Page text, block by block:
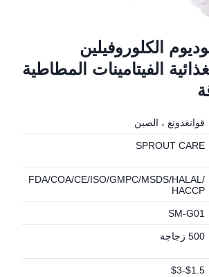
الكلوروفيلين
الفيتامينات المطاطية
قوانغدونغ ، الصين
SPROUT CARE
FDA/COA/CE/ISO/GMPC/MSDS/HALAL/
HACCP
SM-G01
500 زجاجة
$1.5-$3